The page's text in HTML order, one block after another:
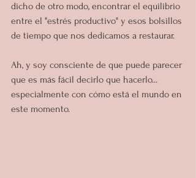
dicho de otro modo, encontrar el equilibrio
entre el "estrés productivo" y esos bolsillos
de tiempo que nos dedicamos a restaurar.
Ah, y soy consciente de que puede parecer
que es más fácil decirlo que hacerlo...
especialmente con cómo está el mundo en
este momento.